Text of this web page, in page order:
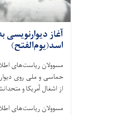
اسد(یوم‌الفتح)
مسوولان ریاست‌های
از اشغال آمریکا و
مسوولان ریاست‌های